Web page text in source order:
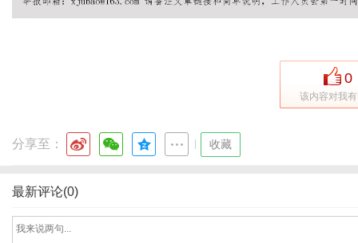
0
该内容对我
分享至： 收藏
最新评论(0)